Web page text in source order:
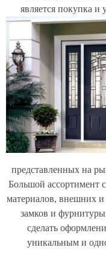
является покупка и
представленных на
Большой ассортимент
материалов, внешних
замков и
сделать
уникальным и